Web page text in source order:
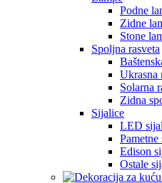
Podne
Zidne
Stone
Spoljna rasveta
Ukrasna
Solarna
Zidna
Sijalice
LED
Edison
Ostale